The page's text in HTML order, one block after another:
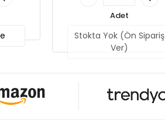
Adet
Stokta Yok (Ön Sipariş
Ver)